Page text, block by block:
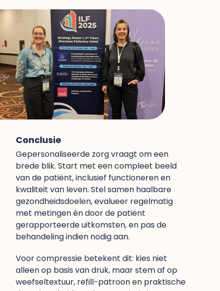
Conclusie
Gepersonaliseerde zorg vraagt om een
brede blik. Start met een compleet beeld
van de patiënt, inclusief functioneren en
kwaliteit van leven. Stel samen haalbare
gezondheidsdoelen, evalueer regelmatig
met metingen én door de patiënt
gerapporteerde uitkomsten, en pas de
behandeling indien nodig aan.
Voor compressie betekent dit: kies niet
alleen op basis van druk, maar stem af op
weefseltextuur, refill-patroon en praktische